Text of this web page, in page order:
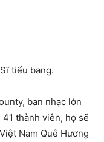
tiểu bang.
ban nhạc lớn
thành viên, họ sẽ
Nam Quê Hương